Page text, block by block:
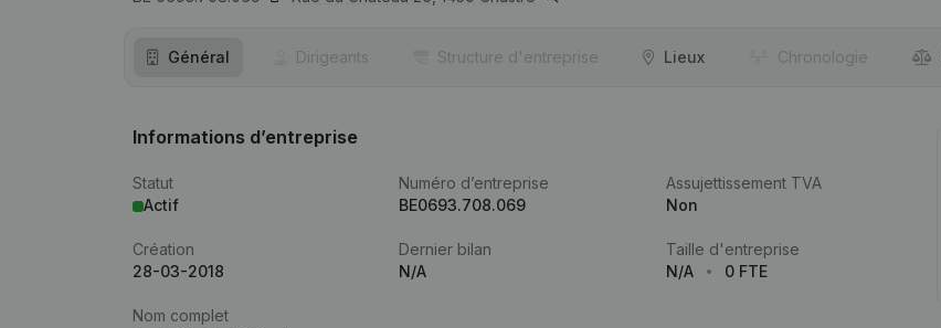
Général Dirigeants Structure d'entreprise Lieux Chronologie
Informations d’entreprise
Statut
Actif
Numéro d’entreprise
BE0693.708.069
Assujettissement TVA
Non
Création
28-03-2018
Dernier bilan
N/A
Taille d'entreprise
N/A
0 FTE
Nom complet